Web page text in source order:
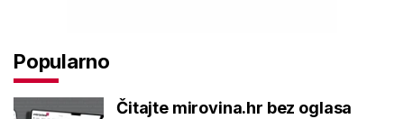
Popularno
Čitajte mirovina.hr bez oglasa